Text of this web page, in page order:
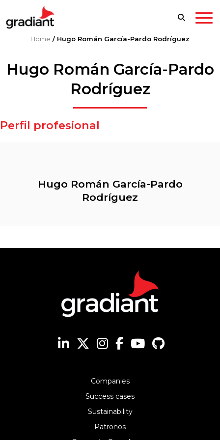
Home / Hugo Román García-Pardo Rodríguez
Hugo Román García-Pardo
Rodríguez
Perfil profesional
Hugo Román García-Pardo
Rodríguez
Companies
Success cases
Sustainability
Patronos